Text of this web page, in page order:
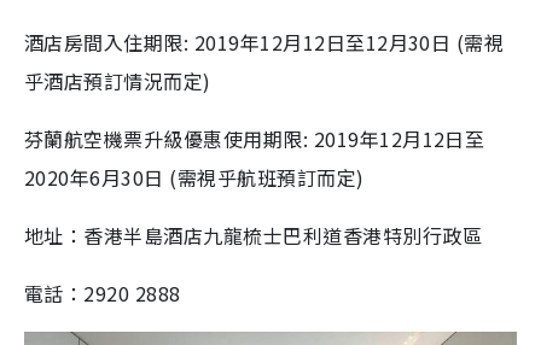
酒店房間入住期限: 2019年12月12日至12月30日 (需視
乎酒店預訂情況而定)
芬蘭航空機票升級優惠使用期限: 2019年12月12日至
2020年6月30日 (需視乎航班預訂而定)
地址：香港半島酒店九龍梳士巴利道香港特別行政區
電話： 2920 2888